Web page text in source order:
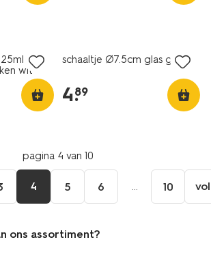
Puur
wit
schaaltje Ø7.5cm glas groen
4.
89
pagina 4 van 10
4 5 6 ... 10
ons assortiment?